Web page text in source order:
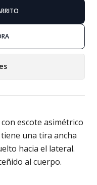
escote asimétrico
una tira ancha
hacia el lateral.
al cuerpo.